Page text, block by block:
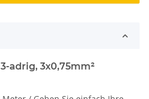
adrig, 3x0,75mm²